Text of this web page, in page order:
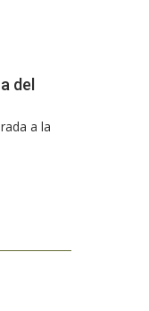
del
a la